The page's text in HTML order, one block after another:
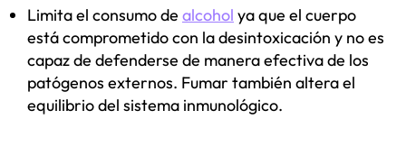
Limita el consumo de alcohol ya que el cuerpo
está comprometido con la desintoxicación y no es
capaz de defenderse de manera efectiva de los
patógenos externos. Fumar también altera el
equilibrio del sistema inmunológico.